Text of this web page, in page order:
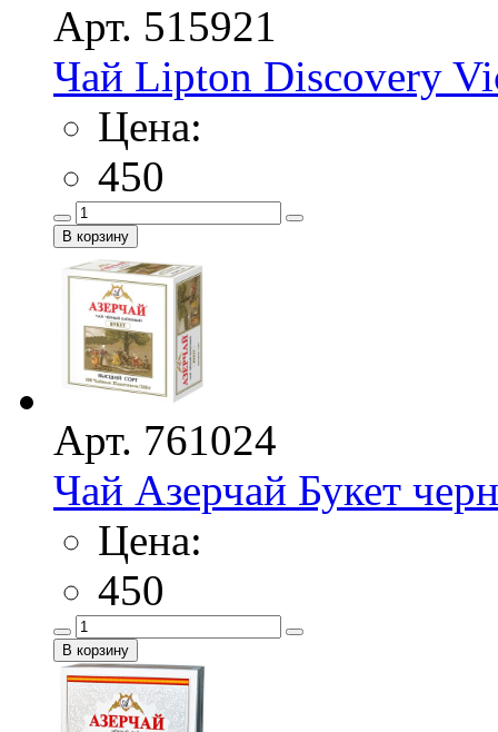
Арт. 515921
Чай Lipton Discovery
Цена:
450
Арт. 761024
Чай Азерчай Букет
Цена:
450